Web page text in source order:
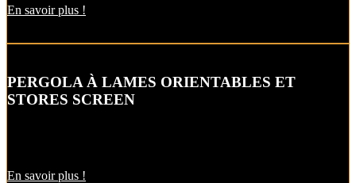
En savoir plus !
PERGOLA À LAMES ORIENTABLES ET
STORES SCREEN
En savoir plus !